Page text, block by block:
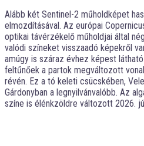
Alább két Sentinel-2 műholdképet
elmozdításával. Az európai
optikai távérzékelő műholdjai által
valódi színeket visszaadó képekről
amúgy is száraz évhez képest
feltűnőek a partok megváltozott
révén. Ez a tó keleti csücskében,
Gárdonyban a legnyilvánvalóbb. Az
színe is élénkzöldre változott 2026.